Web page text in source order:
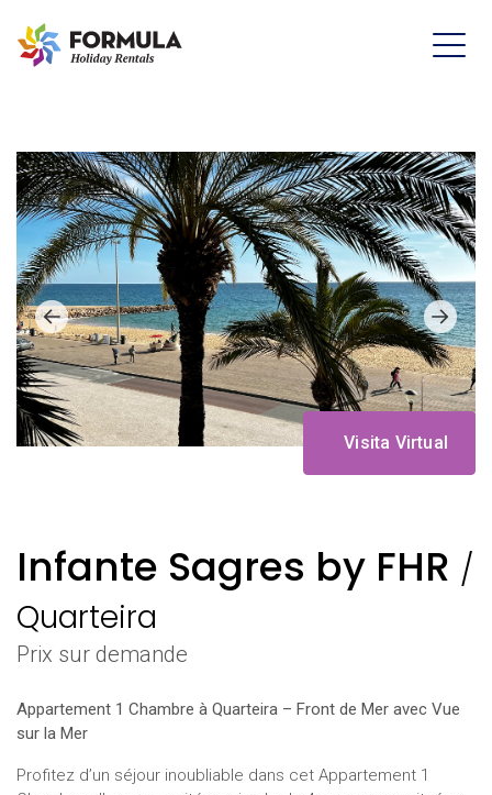
Visita Virtual
Infante Sagres by FHR /
Quarteira
Prix ​​sur demande
Appartement 1 Chambre à Quarteira – Front de Mer avec Vue
sur la Mer
Profitez d’un séjour inoubliable dans cet Appartement 1